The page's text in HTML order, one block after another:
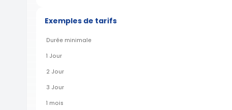
Exemples de tarifs
Durée minimale
1 Jour
2 Jour
3 Jour
1 mois